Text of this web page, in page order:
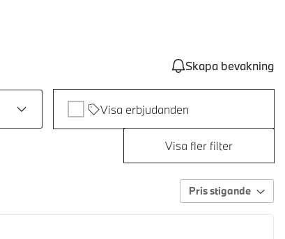
Skapa bevakning
Visa erbjudanden
Visa fler filter
Pris stigande